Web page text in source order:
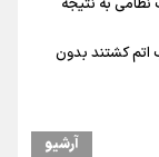
اتم کشتند بدون
آرشیو